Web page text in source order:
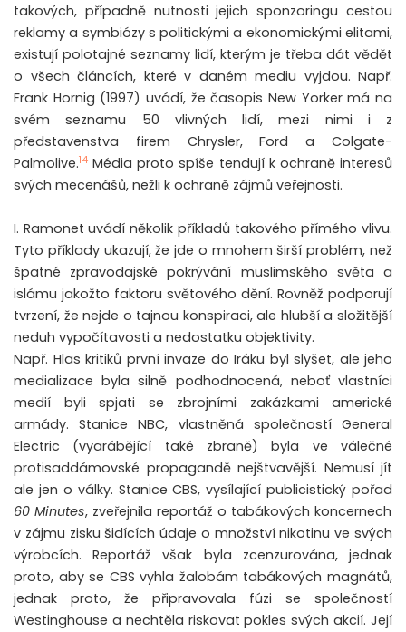
takových, případně nutnosti jejich sponzoringu cestou
reklamy a symbiózy s politickými a ekonomickými elitami,
existují polotajné seznamy lidí, kterým je třeba dát vědět
o všech článcích, které v daném mediu vyjdou. Např.
Frank Hornig (1997) uvádí, že časopis New Yorker má na
svém seznamu 50 vlivných lidí, mezi nimi i z
představenstva firem Chrysler, Ford a Colgate-
Palmolive.14 Média proto spíše tendují k ochraně interesů
svých mecenášů, nežli k ochraně zájmů veřejnosti.
I. Ramonet uvádí několik příkladů takového přímého vlivu.
Tyto příklady ukazují, že jde o mnohem širší problém, než
špatné zpravodajské pokrývání muslimského světa a
islámu jakožto faktoru světového dění. Rovněž podporují
tvrzení, že nejde o tajnou konspiraci, ale hlubší a složitější
neduh vypočítavosti a nedostatku objektivity.
Např. Hlas kritiků první invaze do Iráku byl slyšet, ale jeho
medializace byla silně podhodnocená, neboť vlastníci
medií byli spjati se zbrojními zakázkami americké
armády. Stanice NBC, vlastněná společností General
Electric (vyarábějící také zbraně) byla ve válečné
protisaddámovské propagandě nejštvavější. Nemusí jít
ale jen o války. Stanice CBS, vysílající publicistický pořad
60 Minutes, zveřejnila reportáž o tabákových koncernech
v zájmu zisku šidících údaje o množství nikotinu ve svých
výrobcích. Reportáž však byla zcenzurována, jednak
proto, aby se CBS vyhla žalobám tabákových magnátů,
jednak proto, že připravovala fúzi se společností
Westinghouse a nechtěla riskovat pokles svých akcií. Její